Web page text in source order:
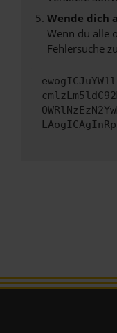
Wende dich
Wenn du alle
Fehlersuche